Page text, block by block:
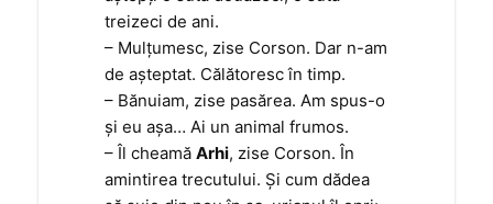
treizeci de ani.
– Mulţumesc, zise Corson. Dar n-am
de aşteptat. Călătoresc în timp.
– Bănuiam, zise pasărea. Am spus-o
şi eu aşa… Ai un animal frumos.
– Îl cheamă Arhi, zise Corson. În
amintirea trecutului. Şi cum dădea